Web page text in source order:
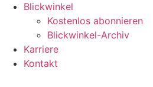
Blickwinkel
Kostenlos abonnieren
Blickwinkel-Archiv
Karriere
Kontakt